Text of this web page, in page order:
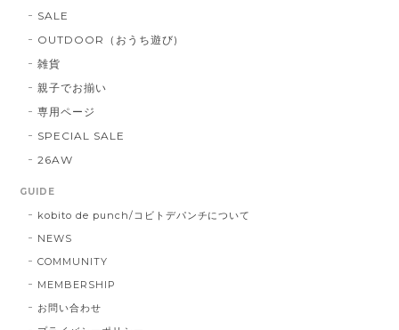
SALE
OUTDOOR（おうち遊び)
雑貨
親子でお揃い
専用ページ
SPECIAL SALE
26AW
GUIDE
kobito de punch/コビトデパンチについて
NEWS
COMMUNITY
MEMBERSHIP
お問い合わせ